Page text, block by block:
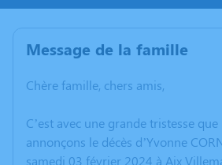
Message de la famille
Chère famille, chers amis,
C’est avec une grande tristesse
annonçons le décès d’Yvonne
samedi 03 février 2024 à Aix